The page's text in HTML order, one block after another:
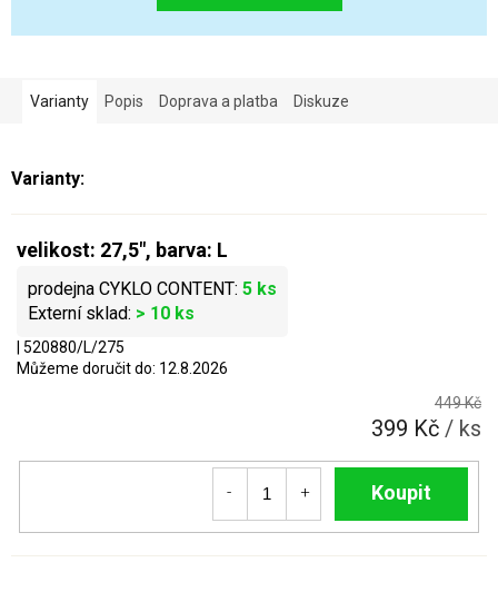
Varianty Popis Doprava a platba Diskuze
velikost: 27,5", barva: L
> 10 ks
5 ks
| 520880/L/275
Můžeme doručit do: 12.8.2026
449 Kč
399 Kč / ks
Do košíku